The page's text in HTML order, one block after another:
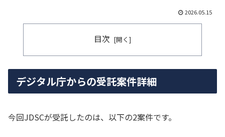
2026.05.15
目次
デジタル庁からの受託案件詳細
今回JDSCが受託したのは、以下の2案件です。